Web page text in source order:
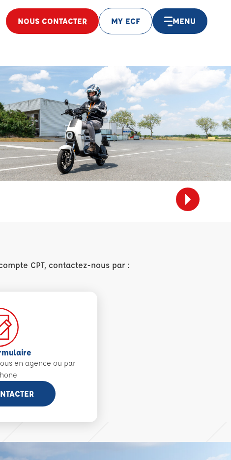
NOUS CONTACTER MY ECF MENU
CPT, contactez-nous par :
en agence ou par